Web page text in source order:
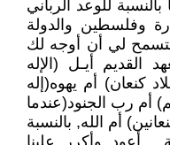
للوعد الرباني
وفلسطين والدولة
لي أن أوجه لك
القديم أيـل (الإله
كنعان) أم يهوه(إله
أم رب الجنود(عندما
أم الله, بالنسبة